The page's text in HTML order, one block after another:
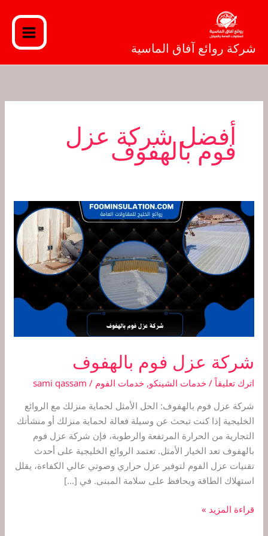
المحتوى
شركة روائع آفاق الماسية
أفضل شركة عزل
فوم بالهفوف
شركة عزل فوم بالهفوف
اترك تعليقاً /خدمات الشينكو,خدمات الفوم /
sami qassam
شركة عزل فوم بالهفوف: الحل الأمثل لحماية منزلك مع الروائع
الخليجية إذا كنت تبحث عن وسيلة فعالة لحماية منزلك أو منشأتك
التجارية من الحرارة المرتفعة والرطوبة، فإن شركة عزل فوم
بالهفوف تعد الخيار الأمثل. تعتمد الروائع الخليجية على أحدث
تقنيات عزل الفوم لتوفير عزل حراري وصوتي عالي الكفاءة، يقلل
استهلاك الطاقة ويحافظ على سلامة المبنى. في […]
شركة
عزل
فوم
بالهفوف
قراءة المزيد »